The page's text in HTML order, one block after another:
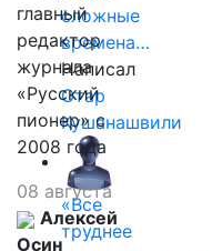
сложные
времена…
Написал
Отар
Кушанашвили
«Все
труднее
главный
редактор
журнала
«Русский
пионер» с
2008 года
08 августа
Алексей
Осин